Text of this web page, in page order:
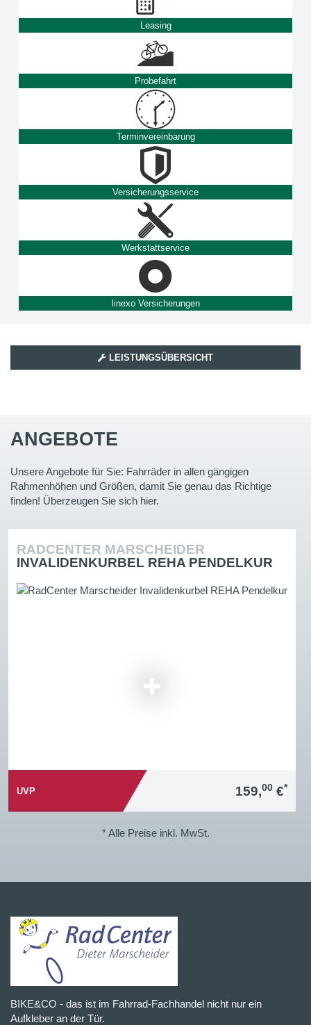
Leasing
Probefahrt
Terminvereinbarung
Versicherungsservice
Werkstattservice
linexo Versicherungen
LEISTUNGSÜBERSICHT
ANGEBOTE
Unsere Angebote für Sie: Fahrräder in allen gängigen
Rahmenhöhen und Größen, damit Sie genau das Richtige
finden! Überzeugen Sie sich hier.
RADCENTER MARSCHEIDER
INVALIDENKURBEL REHA PENDELKUR
UVP 159,00 €*
* Alle Preise inkl. MwSt.
BIKE&CO - das ist im Fahrrad-Fachhandel nicht nur ein
Aufkleber an der Tür.